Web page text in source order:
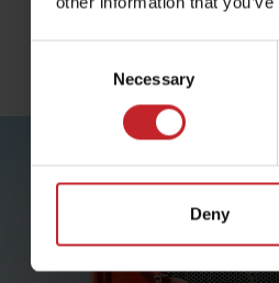
Necessary
Deny